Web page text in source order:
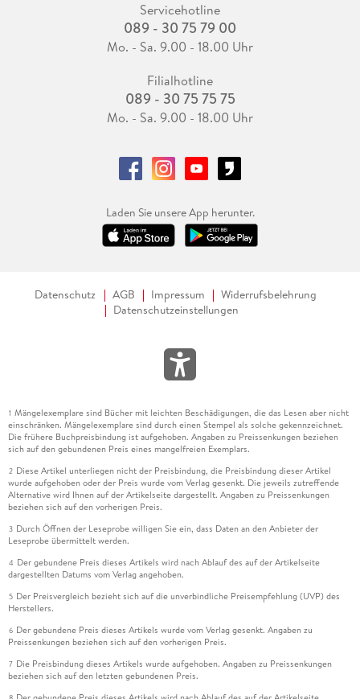
Servicehotline
089 - 30 75 79 00
Mo. - Sa. 9.00 - 18.00 Uhr
Filialhotline
089 - 30 75 75 75
Mo. - Sa. 9.00 - 18.00 Uhr
Laden Sie unsere App herunter.
Datenschutz AGB Impressum
Widerrufsbelehrung
Datenschutzeinstellungen
1 Mängelexemplare sind Bücher mit leichten Beschädigungen, die das Lesen aber nicht
einschränken. Mängelexemplare sind durch einen Stempel als solche gekennzeichnet.
Die frühere Buchpreisbindung ist aufgehoben. Angaben zu Preissenkungen beziehen
sich auf den gebundenen Preis eines mangelfreien Exemplars.
2 Diese Artikel unterliegen nicht der Preisbindung, die Preisbindung dieser Artikel
wurde aufgehoben oder der Preis wurde vom Verlag gesenkt. Die jeweils zutreffende
Alternative wird Ihnen auf der Artikelseite dargestellt. Angaben zu Preissenkungen
beziehen sich auf den vorherigen Preis.
3 Durch Öffnen der Leseprobe willigen Sie ein, dass Daten an den Anbieter der
Leseprobe übermittelt werden.
4 Der gebundene Preis dieses Artikels wird nach Ablauf des auf der Artikelseite
dargestellten Datums vom Verlag angehoben.
5 Der Preisvergleich bezieht sich auf die unverbindliche Preisempfehlung (UVP) des
Herstellers.
6 Der gebundene Preis dieses Artikels wurde vom Verlag gesenkt. Angaben zu
Preissenkungen beziehen sich auf den vorherigen Preis.
7 Die Preisbindung dieses Artikels wurde aufgehoben. Angaben zu Preissenkungen
beziehen sich auf den letzten gebundenen Preis.